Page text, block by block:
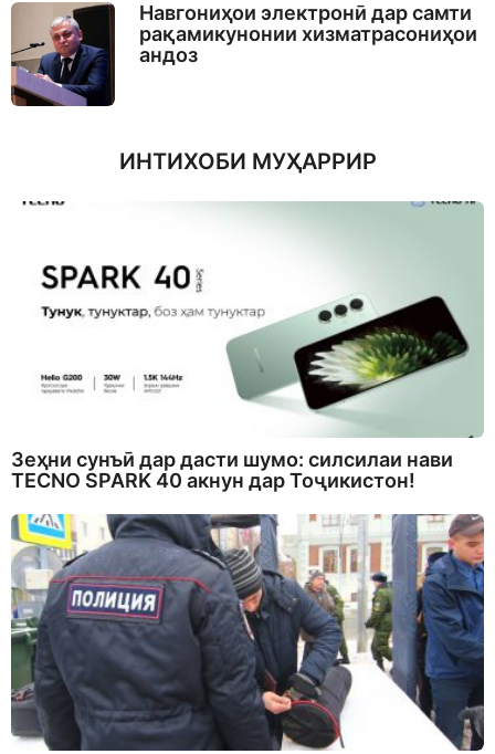
Навгониҳои электронӣ дар самти
рақамикунонии хизматрасониҳои
андоз
ИНТИХОБИ МУҲАРРИР
Зеҳни сунъӣ дар дасти шумо: силсилаи нави
TECNO SPARK 40 акнун дар Тоҷикистон!